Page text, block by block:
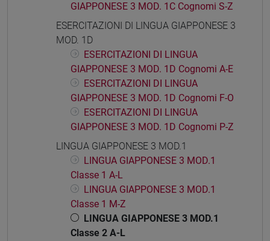
GIAPPONESE 3 MOD. 1C Cognomi S-Z
ESERCITAZIONI DI LINGUA GIAPPONESE 3
MOD. 1D
ESERCITAZIONI DI LINGUA
GIAPPONESE 3 MOD. 1D Cognomi A-E
ESERCITAZIONI DI LINGUA
GIAPPONESE 3 MOD. 1D Cognomi F-O
ESERCITAZIONI DI LINGUA
GIAPPONESE 3 MOD. 1D Cognomi P-Z
LINGUA GIAPPONESE 3 MOD.1
LINGUA GIAPPONESE 3 MOD.1
Classe 1 A-L
LINGUA GIAPPONESE 3 MOD.1
Classe 1 M-Z
LINGUA GIAPPONESE 3 MOD.1
Classe 2 A-L